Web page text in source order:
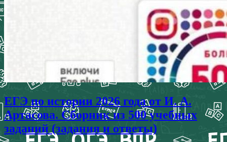
ЕГЭ по истории 2026 года от И. А.
Артасова. Сборник из 500 учебных
заданий (задания и ответы)